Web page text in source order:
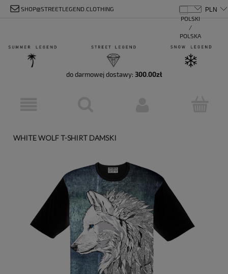
SHOP@STREETLEGEND.CLOTHING
do darmowej dostawy: 300.00zł
WHITE WOLF T-SHIRT DAMSKI